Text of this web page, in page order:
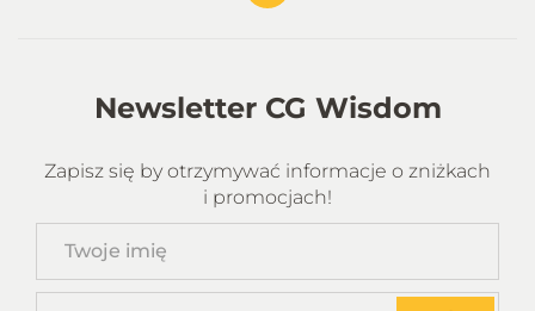
Newsletter CG Wisdom
Zapisz się by otrzymywać informacje o zniżkach
i promocjach!
Twoje
imię